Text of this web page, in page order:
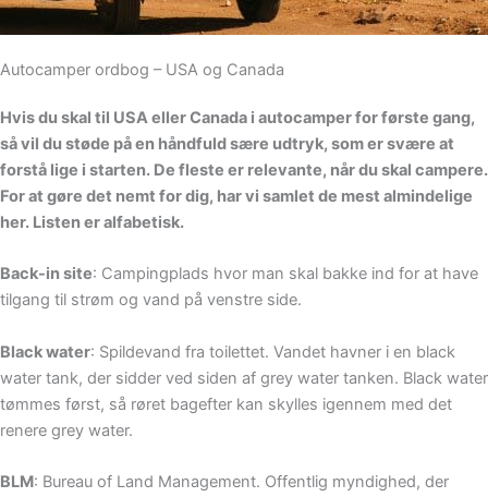
Autocamper ordbog – USA og Canada
Hvis du skal til USA eller Canada i autocamper for første gang,
så vil du støde på en håndfuld sære udtryk, som er svære at
forstå lige i starten. De fleste er relevante, når du skal campere.
For at gøre det nemt for dig, har vi samlet de mest almindelige
her. Listen er alfabetisk.
Back-in site: Campingplads hvor man skal bakke ind for at have
tilgang til strøm og vand på venstre side.
Black water: Spildevand fra toilettet. Vandet havner i en black
water tank, der sidder ved siden af grey water tanken. Black water
tømmes først, så røret bagefter kan skylles igennem med det
renere grey water.
BLM: Bureau of Land Management. Offentlig myndighed, der